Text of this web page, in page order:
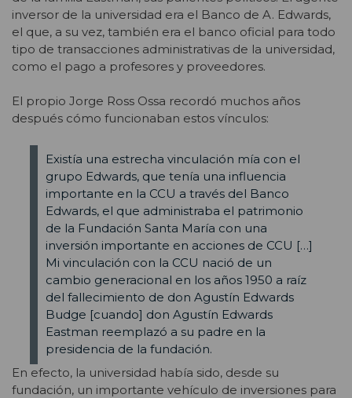
inversor de la universidad era el Banco de A. Edwards,
el que, a su vez, también era el banco oficial para todo
tipo de transacciones administrativas de la universidad,
como el pago a profesores y proveedores.
El propio Jorge Ross Ossa recordó muchos años
después cómo funcionaban estos vínculos:
Existía una estrecha vinculación mía con el
grupo Edwards, que tenía una influencia
importante en la CCU a través del Banco
Edwards, el que administraba el patrimonio
de la Fundación Santa María con una
inversión importante en acciones de CCU […]
Mi vinculación con la CCU nació de un
cambio generacional en los años 1950 a raíz
del fallecimiento de don Agustín Edwards
Budge [cuando] don Agustín Edwards
Eastman reemplazó a su padre en la
presidencia de la fundación.
En efecto, la universidad había sido, desde su
fundación, un importante vehículo de inversiones para